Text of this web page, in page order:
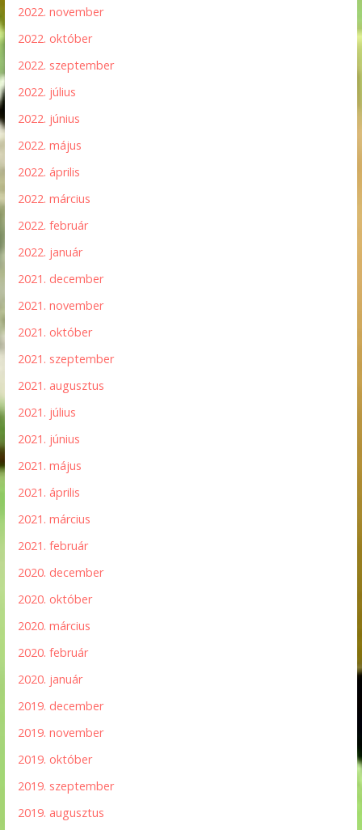
2022. november
2022. október
2022. szeptember
2022. július
2022. június
2022. május
2022. április
2022. március
2022. február
2022. január
2021. december
2021. november
2021. október
2021. szeptember
2021. augusztus
2021. július
2021. június
2021. május
2021. április
2021. március
2021. február
2020. december
2020. október
2020. március
2020. február
2020. január
2019. december
2019. november
2019. október
2019. szeptember
2019. augusztus